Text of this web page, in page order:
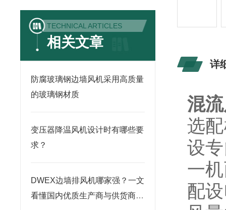
TECHNICAL ARTICLES
相关文章
防腐玻璃钢边墙风机采用高质量
的玻璃钢材质
变压器降温风机设计时有哪些要
求？
DWEX边墙排风机哪家强？一文
看懂国内优质生产商与供货商推
详
混
选
设
一
配